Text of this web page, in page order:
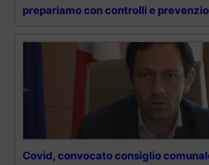
prepariamo con controlli e
Covid, convocato consiglio